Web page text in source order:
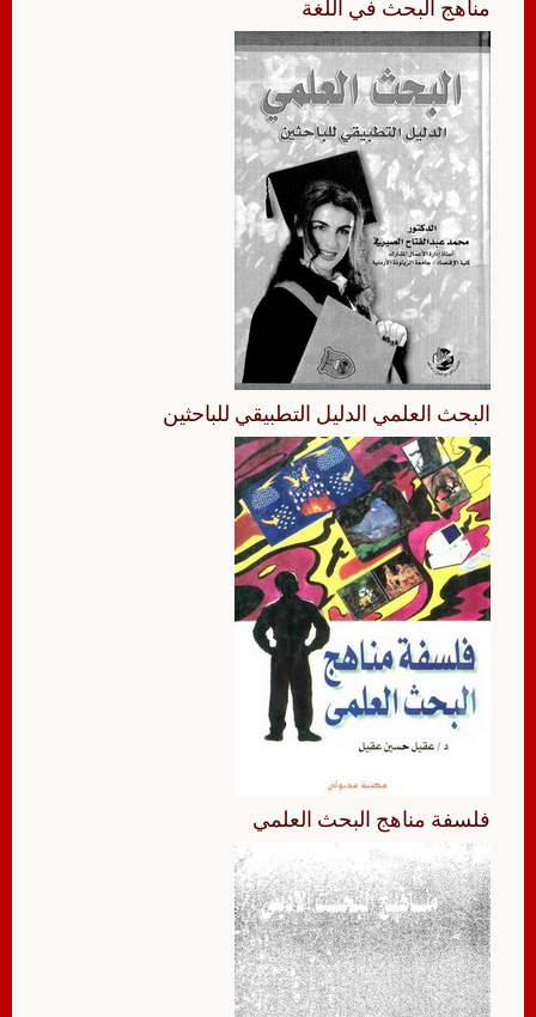
مناهج البحث في اللغة
البحث العلمي الدليل التطبيقي للباحثين
فلسفة مناهج البحث العلمي